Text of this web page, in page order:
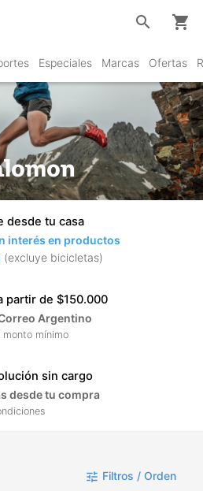
Especiales Marcas Ofertas
search shopping_cart
desde tu casa
interés en productos
(excluye bicicletas)
partir de $150.000
Argentino
monto mínimo
sin cargo
desde tu compra
tune Filtros / Orden